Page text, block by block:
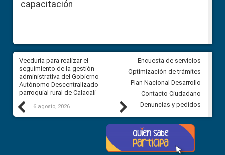
capacitación
Previous
Veeduría para realizar el
seguimiento de la gestión
administrativa del Gobierno
Autónomo Descentralizado
parroquial rural de Calacalí
6 agosto, 2026
Veeduría para vigilar los
derivados de la Audiencia
comunidad Urbina, parroquia
Carolina
5 agosto, 2026
Next
Encuesta de servicios
Optimización de trámites
Plan Nacional Desarrollo
Contacto Ciudadano
Denuncias y pedidos